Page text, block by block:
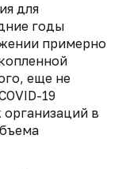
для
годы
примерно
еще не
19
в